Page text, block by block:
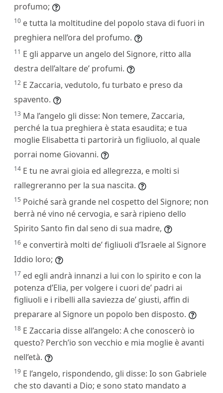
profumo;
10 e tutta la moltitudine del popolo stava di fuori in
preghiera nell’ora del profumo.
11 E gli apparve un angelo del Signore, ritto alla
destra dell’altare de’ profumi.
12 E Zaccaria, vedutolo, fu turbato e preso da
spavento.
13 Ma l’angelo gli disse: Non temere, Zaccaria,
perché la tua preghiera è stata esaudita; e tua
moglie Elisabetta ti partorirà un figliuolo, al quale
porrai nome Giovanni.
14 E tu ne avrai gioia ed allegrezza, e molti si
rallegreranno per la sua nascita.
15 Poiché sarà grande nel cospetto del Signore; non
berrà né vino né cervogia, e sarà ripieno dello
Spirito Santo fin dal seno di sua madre,
16 e convertirà molti de’ figliuoli d’Israele al Signore
Iddio loro;
17 ed egli andrà innanzi a lui con lo spirito e con la
potenza d’Elia, per volgere i cuori de’ padri ai
figliuoli e i ribelli alla saviezza de’ giusti, affin di
preparare al Signore un popolo ben disposto.
18 E Zaccaria disse all’angelo: A che conoscerò io
questo? Perch’io son vecchio e mia moglie è avanti
nell’età.
19 E l’angelo, rispondendo, gli disse: Io son Gabriele
che sto davanti a Dio; e sono stato mandato a